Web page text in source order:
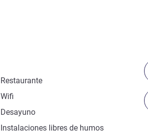
Restaurante
Wifi
Desayuno
Instalaciones libres de humos